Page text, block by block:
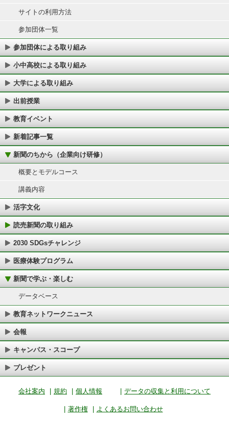
サイトの利用方法
参加団体一覧
参加団体による取り組み
小中高校による取り組み
大学による取り組み
出前授業
教育イベント
新着記事一覧
新聞のちから（企業向け研修）
概要とモデルコース
講義内容
活字文化
読売新聞の取り組み
2030 SDGsチャレンジ
医療体験プログラム
新聞で学ぶ・楽しむ
データベース
教育ネットワークニュース
会報
キャンパス・スコープ
プレゼント
会社案内 規約 個人情報 データの収集と利用について
著作権 よくあるお問い合わせ